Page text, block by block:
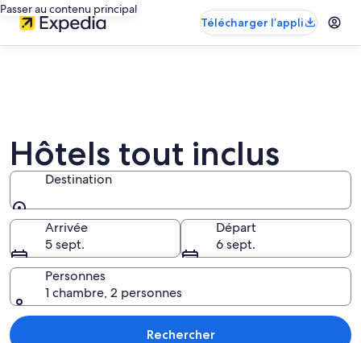
Passer au contenu principal
Télécharger l’appli
Hôtels tout inclus
Destination
Destination
Arrivée
5 sept.
Départ
6 sept.
Personnes
1 chambre, 2 personnes
Rechercher